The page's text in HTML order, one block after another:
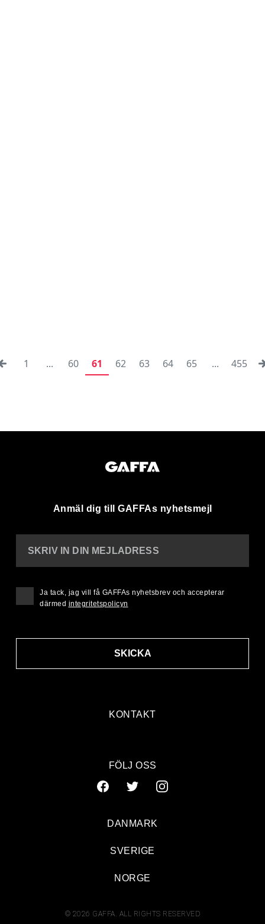
1 ... 60 61 62 63 64 65 ... 455
Anmäl dig till GAFFAs nyhetsmejl
KONTAKT
SKRIV IN DIN MEJLADRESS
SKICKA
Ja tack, jag vill få GAFFAs nyhetsbrev och accepterar
därmed integritetspolicyn
FÖLJ OSS
© 2026 GAFFA. ALL RIGHTS RESERVED
DANMARK
SVERIGE
NORGE